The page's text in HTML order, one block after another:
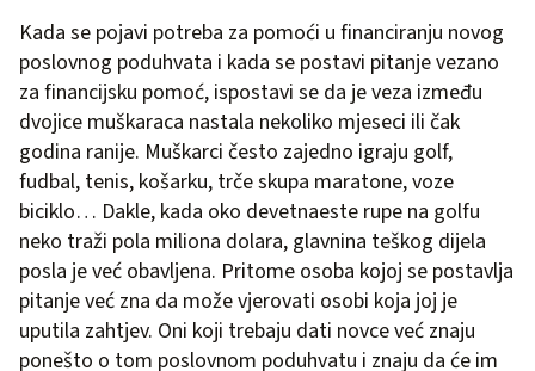
Kada se pojavi potreba za pomoći u financiranju novog
poslovnog poduhvata i kada se postavi pitanje vezano
za financijsku pomoć, ispostavi se da je veza između
dvojice muškaraca nastala nekoliko mjeseci ili čak
godina ranije. Muškarci često zajedno igraju golf,
fudbal, tenis, košarku, trče skupa maratone, voze
biciklo… Dakle, kada oko devetnaeste rupe na golfu
neko traži pola miliona dolara, glavnina teškog dijela
posla je već obavljena. Pritome osoba kojoj se postavlja
pitanje već zna da može vjerovati osobi koja joj je
uputila zahtjev. Oni koji trebaju dati novce već znaju
ponešto o tom poslovnom poduhvatu i znaju da će im